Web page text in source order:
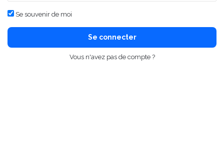
Se souvenir de moi
Se connecter
Vous n'avez pas de compte ?